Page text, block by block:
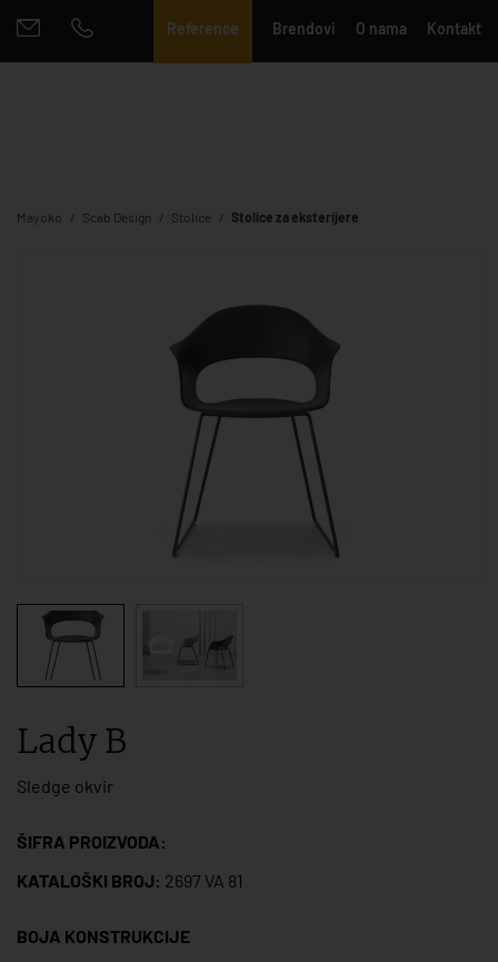
Reference Brendovi O nama Kontakt
Mayoko Scab Design Stolice Stolice za eksterijere
Lady B
Sledge okvir
ŠIFRA PROIZVODA:
KATALOŠKI BROJ: 2697 VA 81
BOJA KONSTRUKCIJE